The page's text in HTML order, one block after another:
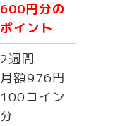
600円分の
ポイント
2週間
月額976円
100コイン
分